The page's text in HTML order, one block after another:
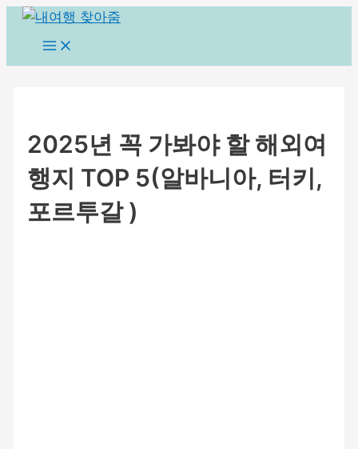
Main
2025년 꼭 가봐야 할 해외여
행지 TOP 5(알바니아, 터키,
포르투갈 )